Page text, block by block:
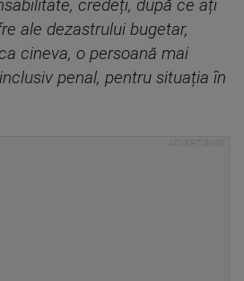
credeți, după ce ați
ale dezastrului bugetar,
cineva, o persoană mai
penal, pentru situația în